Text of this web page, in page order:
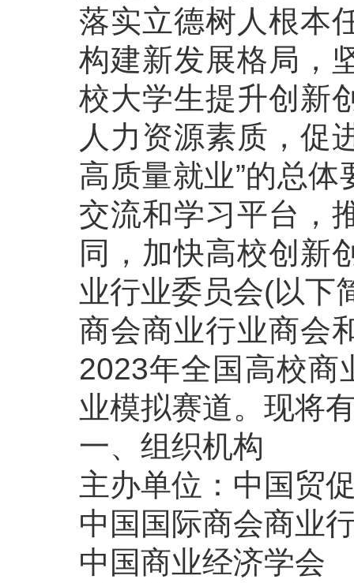
落实立德树人根本
构建新发展格局，
校大学生提升创新
人力资源素质，促
高质量就业”的总
交流和学习平台，
同，加快高校创新
业行业委员会(以下
商会商业行业商会
2023年全国高校商
业模拟赛道。现将
一、组织机构
主办单位：中国贸
中国国际商会商业
中国商业经济学会